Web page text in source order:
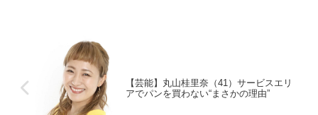
【芸能】丸山桂里奈（41）サービスエリ
アでパンを買わない“まさかの理由”